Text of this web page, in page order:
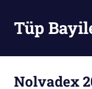
contentTüp
Nolvadex